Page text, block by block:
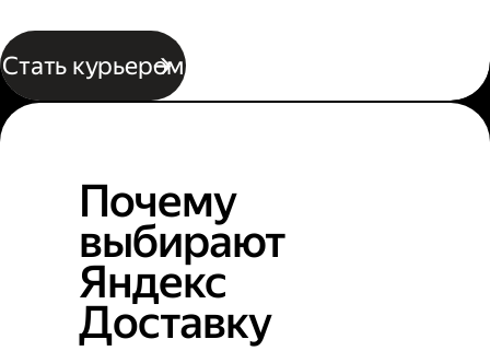
Стать курьером
Почему
выбирают
Яндекс
Доставку